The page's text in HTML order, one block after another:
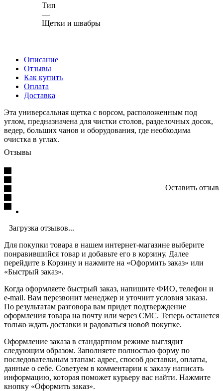
Тип
—
Щетки и швабры
Описание
Отзывы
Как купить
Оплата
Доставка
Эта универсальная щетка с ворсом, расположенным под
углом, предназначена для чистки столов, разделочных досок,
ведер, больших чанов и оборудования, где необходима
очистка в углах.
Отзывы
Оставить отзыв
Загрузка отзывов...
Для покупки товара в нашем интернет-магазине выберите
понравившийся товар и добавьте его в корзину. Далее
перейдите в Корзину и нажмите на «Оформить заказ» или
«Быстрый заказ».
Когда оформляете быстрый заказ, напишите ФИО, телефон и
e-mail. Вам перезвонит менеджер и уточнит условия заказа.
По результатам разговора вам придет подтверждение
оформления товара на почту или через СМС. Теперь останется
только ждать доставки и радоваться новой покупке.
Оформление заказа в стандартном режиме выглядит
следующим образом. Заполняете полностью форму по
последовательным этапам: адрес, способ доставки, оплаты,
данные о себе. Советуем в комментарии к заказу написать
информацию, которая поможет курьеру вас найти. Нажмите
кнопку «Оформить заказ».